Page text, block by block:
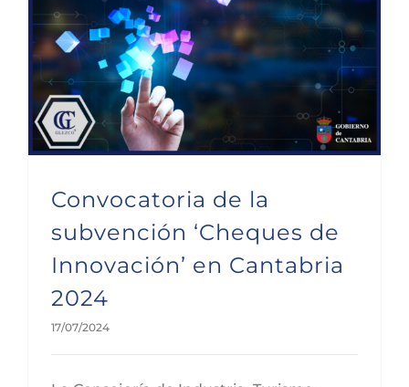
Convocatoria de la
subvención ‘Cheques de
Innovación’ en Cantabria
2024
17/07/2024